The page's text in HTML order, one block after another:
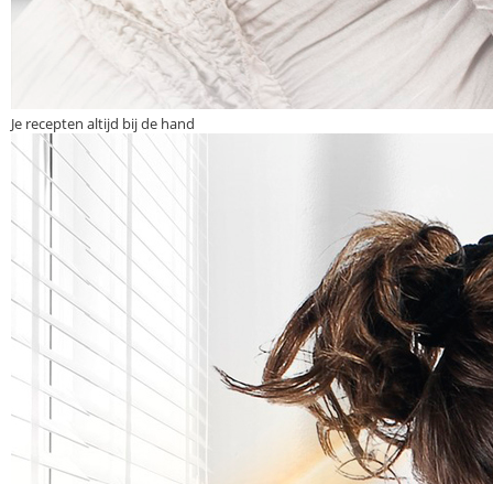
Je recepten altijd bij de hand